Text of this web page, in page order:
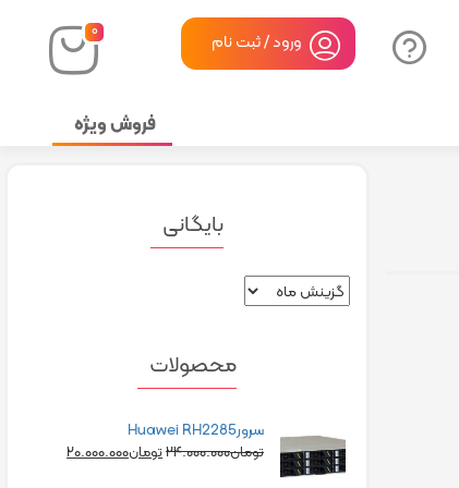
۰ ورود / ثبت نام
فروش ویژه
بایگانی
محصولات
سرورHuawei RH2285
تومان۲۴.۰۰۰.۰۰۰تومان۲۰.۰۰۰.۰۰۰